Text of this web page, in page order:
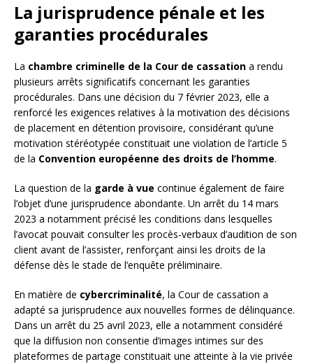
La jurisprudence pénale et les
garanties procédurales
La chambre criminelle de la Cour de cassation a rendu
plusieurs arrêts significatifs concernant les garanties
procédurales. Dans une décision du 7 février 2023, elle a
renforcé les exigences relatives à la motivation des décisions
de placement en détention provisoire, considérant qu’une
motivation stéréotypée constituait une violation de l’article 5
de la Convention européenne des droits de l’homme.
La question de la garde à vue continue également de faire
l’objet d’une jurisprudence abondante. Un arrêt du 14 mars
2023 a notamment précisé les conditions dans lesquelles
l’avocat pouvait consulter les procès-verbaux d’audition de son
client avant de l’assister, renforçant ainsi les droits de la
défense dès le stade de l’enquête préliminaire.
En matière de cybercriminalité, la Cour de cassation a
adapté sa jurisprudence aux nouvelles formes de délinquance.
Dans un arrêt du 25 avril 2023, elle a notamment considéré
que la diffusion non consentie d’images intimes sur des
plateformes de partage constituait une atteinte à la vie privée